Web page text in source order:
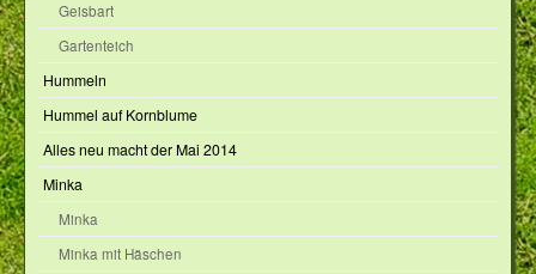
Geisbart
Gartenteich
Hummeln
Hummel auf Kornblume
Alles neu macht der Mai 2014
Minka
Minka
Minka mit Häschen